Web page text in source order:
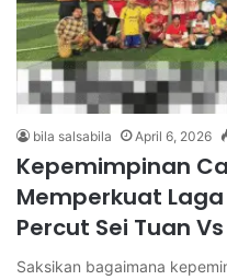
bila salsabila April 6, 2026
Kepemimpinan
Memperkuat Laga
Percut Sei Tuan
Saksikan bagaimana